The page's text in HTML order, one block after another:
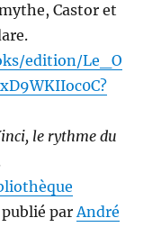
Castor et
edition/Le_O
le rythme du
publié parAndré